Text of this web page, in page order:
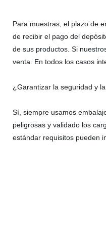
Para muestras, el plazo de
de recibir el pago del
de sus productos. Si
venta. En todos los casos
¿Garantizar la seguridad y
Sí, siempre usamos
peligrosas y validado los
estándar requisitos pueden